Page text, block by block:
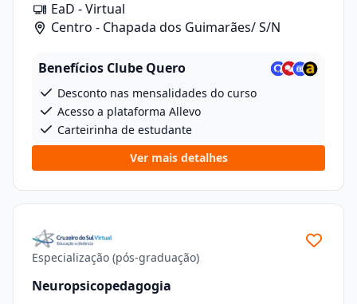
EaD - Virtual
Centro - Chapada dos Guimarães/ S/N
Benefícios Clube Quero
Desconto nas mensalidades do curso
Acesso a plataforma Allevo
Carteirinha de estudante
Ver mais detalhes
Especialização (pós-graduação)
Neuropsicopedagogia